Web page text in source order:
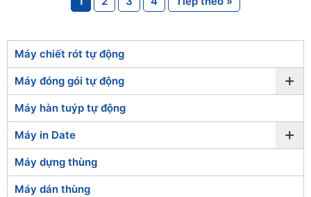
Máy chiết rót tự động
Máy đóng gói tự động +
Máy hàn tuýp tự động
Máy in Date +
Máy dựng thùng
Máy dán thùng